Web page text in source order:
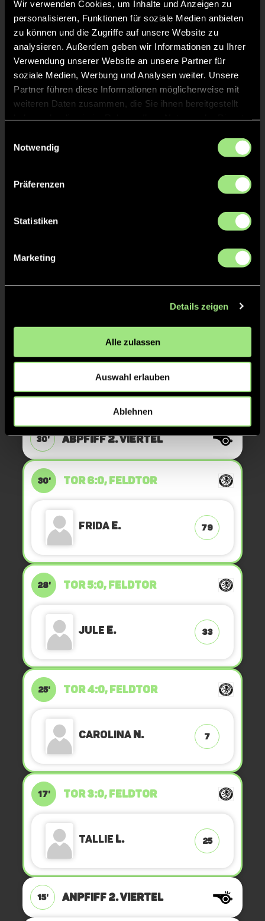
Wir verwenden Cookies, um Inhalte und Anzeigen zu
personalisieren, Funktionen für soziale Medien anbieten
zu können und die Zugriffe auf unsere Website zu
analysieren. Außerdem geben wir Informationen zu Ihrer
Verwendung unserer Website an unsere Partner für
soziale Medien, Werbung und Analysen weiter. Unsere
Partner führen diese Informationen möglicherweise mit
weiteren Daten zusammen, die Sie ihnen bereitgestellt
Notwendig
Präferenzen
Statistiken
Marketing
Details zeigen
Alle zulassen
Auswahl erlauben
Ablehnen
46' TOR 9:0, FELDTOR
CarolinaN. 7
45' ANPFIFF 4. Viertel
45'
TOR 8:0, FELDTOR
CarolinaN.
30' ANPFIFF 3. Viertel
30' ABPFIFF 2. Viertel
30' TOR 6:0, FELDTOR
FridaE. 79
28' TOR 5:0, FELDTOR
Jule E. 33
25' TOR 4:0, FELDTOR
CarolinaN. 7
17' TOR 3:0, FELDTOR
Tallie L. 25
15' ANPFIFF 2. Viertel